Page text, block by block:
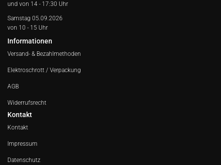
und von 14 - 17:30 Uhr
Samstag 05.09.2026
von 10 - 15 Uhr
Informationen
Versand- & Bezahlmethoden
Elektroschrott / Verpackung
AGB
Widerrufsrecht
Kontakt
Kontakt
Impressum
Datenschutz